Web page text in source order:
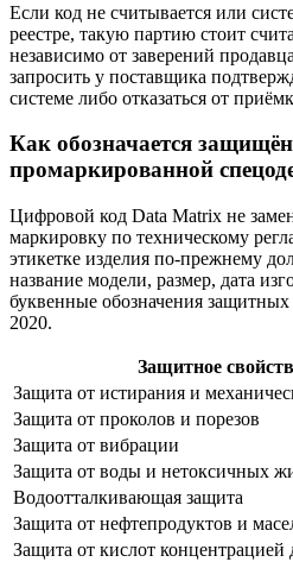
Если код не считывается или
реестре, такую партию стоит
независимо от заверений
запросить у поставщика
системе либо отказаться от
Как обозначается
промаркированной
Цифровой код Data Matrix не
маркировку по техническому
этикетке изделия по-прежнему
название модели, размер, дата
буквенные обозначения
2020.
Защитное
Защита от истирания и
Защита от проколов и порезов
Защита от вибрации
Защита от воды и нетоксичных
Водоотталкивающая защита
Защита от нефтепродуктов и
Защита от кислот концентрацией